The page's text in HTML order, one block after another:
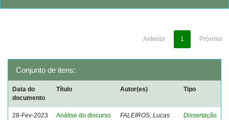
Anterior 1 Próximo
Conjunto de itens:
Data do
documento
Título Autor(es) Tipo
28-Fev-2023
Análise do discurso
FALEIROS, Lucas
Dissertação